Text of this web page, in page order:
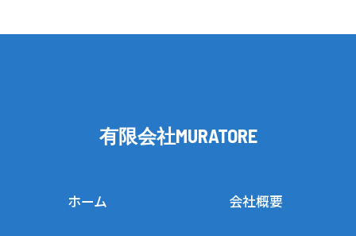
有限会社MURATORE
ホーム 会社概要